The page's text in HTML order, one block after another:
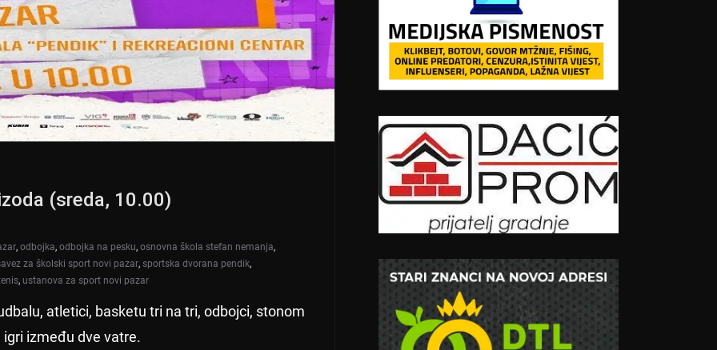
(sreda, 10.00)
, odbojka, odbojka na pesku, osnovna škola stefan nemanja,
za školski sport novi pazar, sportska dvorana pendik,
, ustanova za sport novi pazar
atletici, basketu tri na tri, odbojci, stonom
između dve vatre.